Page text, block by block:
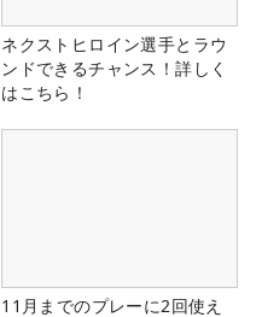
ネクストヒロイン選手とラウ
ンドできるチャンス！詳しく
はこちら！
11月までのプレーに2回使え